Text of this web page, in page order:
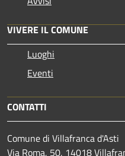
VIVERE IL COMUNE
Luoghi
Eventi
CONTATTI
Comune di Villafranca d'Asti
Via Roma, 50, 14018